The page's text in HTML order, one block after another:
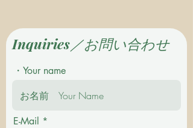
Inquiries／お問い合わせ
・Your name
E-Mail